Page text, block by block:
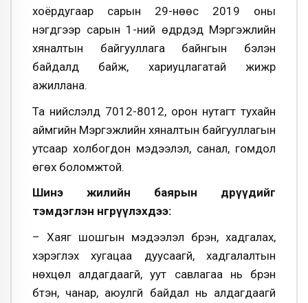
хоёрдугаар сарын 29-нөөс 2019 оны
нэгдүгээр сарын 1-ний өдрүүдэд Мэргэжлийн
хяналтын байгууллага байнгын бэлэн
байдалд байж, хариуцлагатай жижүүр
ажиллана.
Та нийслэлд 7012-8012, орон нутагт тухайн
аймгийн Мэргэжлийн хяналтын байгууллагын
утсаар холбогдон мэдээлэл, санал, гомдол
өгөх боломжтой.
Шинэ жилийн баярын өдрүүдийг
тэмдэглэн өнгөрүүлэхдээ:
– Хаяг шошгын мэдээлэл бүрэн, хадгалах,
хэрэглэх хугацаа дуусаагүй, хадгалалтын
нөхцөл алдагдаагүй, уут савлагаа нь бүрэн
бүтэн, чанар, аюулгүй байдал нь алдагдаагүй